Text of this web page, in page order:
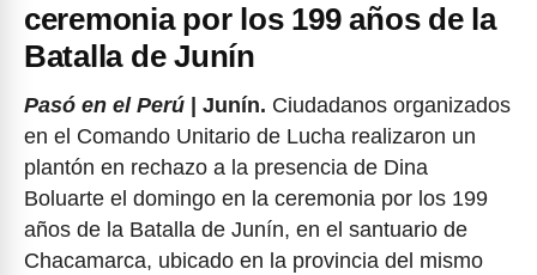
ceremonia por los 199 años de la
Batalla de Junín
Pasó en el Perú | Junín. Ciudadanos organizados
en el Comando Unitario de Lucha realizaron un
plantón en rechazo a la presencia de Dina
Boluarte el domingo en la ceremonia por los 199
años de la Batalla de Junín, en el santuario de
Chacamarca, ubicado en la provincia del mismo